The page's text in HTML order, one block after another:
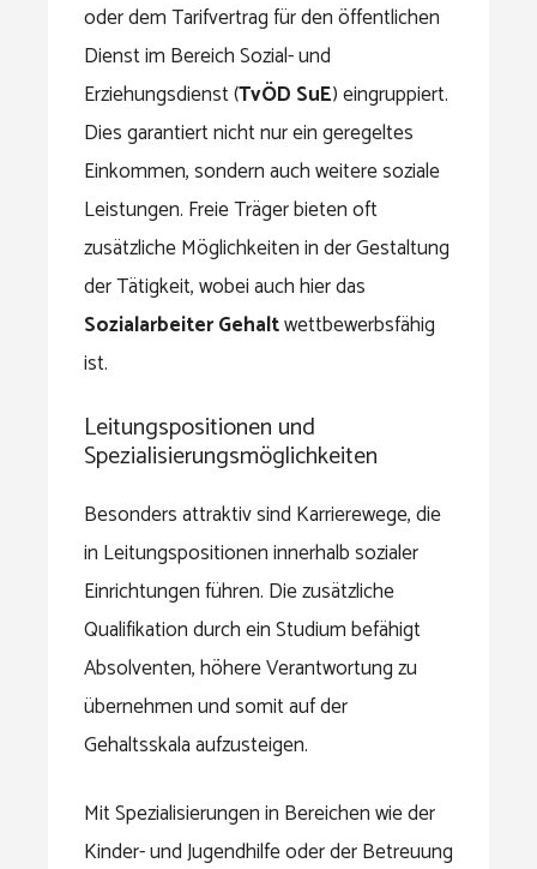
oder dem Tarifvertrag für den öffentlichen
Dienst im Bereich Sozial- und
Erziehungsdienst (TvÖD SuE) eingruppiert.
Dies garantiert nicht nur ein geregeltes
Einkommen, sondern auch weitere soziale
Leistungen. Freie Träger bieten oft
zusätzliche Möglichkeiten in der Gestaltung
der Tätigkeit, wobei auch hier das
Sozialarbeiter Gehaltwettbewerbsfähig
ist.
Leitungspositionen und
Spezialisierungsmöglichkeiten
Besonders attraktiv sind Karrierewege, die
in Leitungspositionen innerhalb sozialer
Einrichtungen führen. Die zusätzliche
Qualifikation durch ein Studium befähigt
Absolventen, höhere Verantwortung zu
übernehmen und somit auf der
Gehaltsskala aufzusteigen.
Mit Spezialisierungen in Bereichen wie der
Kinder- und Jugendhilfe oder der Betreuung